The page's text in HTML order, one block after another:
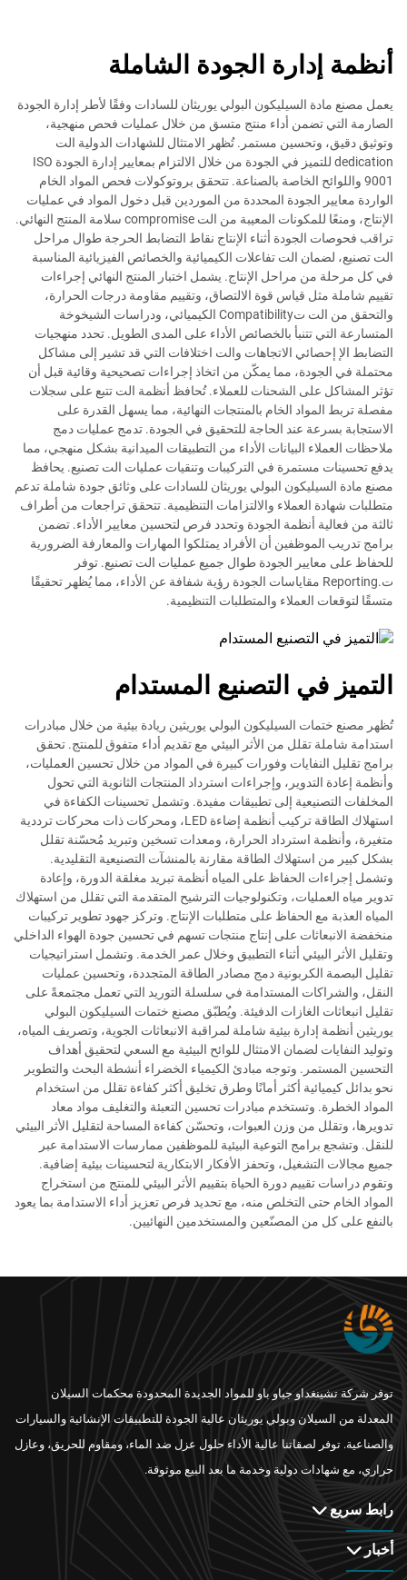
أنظمة إدارة الجودة الشاملة
يعمل مصنع مادة السيليكون البولي يوريثان للسادات وفقًا لأطر إدارة الجودة
الصارمة التي تضمن أداء منتج متسق من خلال عمليات فحص منهجية،
وتوثيق دقيق، وتحسين مستمر. تُظهر الامتثال للشهادات الدولية الت
dedication للتميز في الجودة من خلال الالتزام بمعايير إدارة الجودة ISO
9001 واللوائح الخاصة بالصناعة. تتحقق بروتوكولات فحص المواد الخام
الواردة معايير الجودة المحددة من الموردين قبل دخول المواد في عمليات
الإنتاج، ومنعًا للمكونات المعيبة من الت compromise سلامة المنتج النهائي.
تراقب فحوصات الجودة أثناء الإنتاج نقاط التضابط الحرجة طوال مراحل
الت تصنيع، لضمان الت تفاعلات الكيميائية والخصائص الفيزيائية المناسبة
في كل مرحلة من مراحل الإنتاج. يشمل اختبار المنتج النهائي إجراءات
تقييم شاملة مثل قياس قوة الالتصاق، وتقييم مقاومة درجات الحرارة،
والتحقق من الت تCompatibility الكيميائي، ودراسات الشيخوخة
المتسارعة التي تتنبأ بالخصائص الأداء على المدى الطويل. تحدد منهجيات
التضابط الإ إحصائي الاتجاهات والت اختلافات التي قد تشير إلى مشاكل
محتملة في الجودة، مما يمكّن من اتخاذ إجراءات تصحيحية وقائية قبل أن
تؤثر المشاكل على الشحنات للعملاء. تُحافظ أنظمة الت تتبع على سجلات
مفصلة تربط المواد الخام بالمنتجات النهائية، مما يسهل القدرة على
الاستجابة بسرعة عند الحاجة للتحقيق في الجودة. تدمج عمليات دمج
ملاحظات العملاء البيانات الأداء من التطبيقات الميدانية بشكل منهجي، مما
يدفع تحسينات مستمرة في التركيبات وتنقيات عمليات الت تصنيع. يحافظ
مصنع مادة السيليكون البولي يوريثان للسادات على وثائق جودة شاملة تدعم
متطلبات شهادة العملاء والالتزامات التنظيمية. تتحقق تراجعات من أطراف
ثالثة من فعالية أنظمة الجودة وتحدد فرص لتحسين معايير الأداء. تضمن
برامج تدريب الموظفين أن الأفراد يمتلكوا المهارات والمعارفة الضرورية
للحفاظ على معايير الجودة طوال جميع عمليات الت تصنيع. توفر
ت.Reporting مقاياسات الجودة رؤية شفافة عن الأداء، مما يُظهر تحقيقًا
متسقًا لتوقعات العملاء والمتطلبات التنظيمية.
التميز في التصنيع المستدام
تُظهر مصنع ختمات السيليكون البولي يوريثين ريادة بيئية من خلال مبادرات
استدامة شاملة تقلل من الأثر البيئي مع تقديم أداء متفوق للمنتج. تحقق
برامج تقليل النفايات وفورات كبيرة في المواد من خلال تحسين العمليات،
وأنظمة إعادة التدوير، وإجراءات استرداد المنتجات الثانوية التي تحول
المخلفات التصنيعية إلى تطبيقات مفيدة. وتشمل تحسينات الكفاءة في
استهلاك الطاقة تركيب أنظمة إضاءة LED، ومحركات ذات محركات ترددية
متغيرة، وأنظمة استرداد الحرارة، ومعدات تسخين وتبريد مُحسّنة تقلل
بشكل كبير من استهلاك الطاقة مقارنة بالمنشآت التصنيعية التقليدية.
وتشمل إجراءات الحفاظ على المياه أنظمة تبريد مغلقة الدورة، وإعادة
تدوير مياه العمليات، وتكنولوجيات الترشيح المتقدمة التي تقلل من استهلاك
المياه العذبة مع الحفاظ على متطلبات الإنتاج. وتركز جهود تطوير تركيبات
منخفضة الانبعاثات على إنتاج منتجات تسهم في تحسين جودة الهواء الداخلي
وتقليل الأثر البيئي أثناء التطبيق وخلال عمر الخدمة. وتشمل استراتيجيات
تقليل البصمة الكربونية دمج مصادر الطاقة المتجددة، وتحسين عمليات
النقل، والشراكات المستدامة في سلسلة التوريد التي تعمل مجتمعةً على
تقليل انبعاثات الغازات الدفيئة. ويُطبّق مصنع ختمات السيليكون البولي
يوريثين أنظمة إدارة بيئية شاملة لمراقبة الانبعاثات الجوية، وتصريف المياه،
وتوليد النفايات لضمان الامتثال للوائح البيئية مع السعي لتحقيق أهداف
التحسين المستمر. وتوجه مبادئ الكيمياء الخضراء أنشطة البحث والتطوير
نحو بدائل كيميائية أكثر أمانًا وطرق تخليق أكثر كفاءة تقلل من استخدام
المواد الخطرة. وتستخدم مبادرات تحسين التعبئة والتغليف مواد معاد
تدويرها، وتقلل من وزن العبوات، وتحسّن كفاءة المساحة لتقليل الأثر البيئي
للنقل. وتشجع برامج التوعية البيئية للموظفين ممارسات الاستدامة عبر
جميع مجالات التشغيل، وتحفز الأفكار الابتكارية لتحسينات بيئية إضافية.
وتقوم دراسات تقييم دورة الحياة بتقييم الأثر البيئي للمنتج من استخراج
المواد الخام حتى التخلص منه، مع تحديد فرص تعزيز أداء الاستدامة بما يعود
بالنفع على كل من المصنّعين والمستخدمين النهائيين.
توفر شركة تشينغداو جياو باو للمواد الجديدة المحدودة محكمات السيلان
المعدلة من السيلان وبولي يوريثان عالية الجودة للتطبيقات الإنشائية والسيارات
والصناعية. توفر لصقاتنا عالية الأداء حلول عزل ضد الماء، ومقاوم للحريق، وعازل
حراري، مع شهادات دولية وخدمة ما بعد البيع موثوقة.
رابط سريع
أخبار